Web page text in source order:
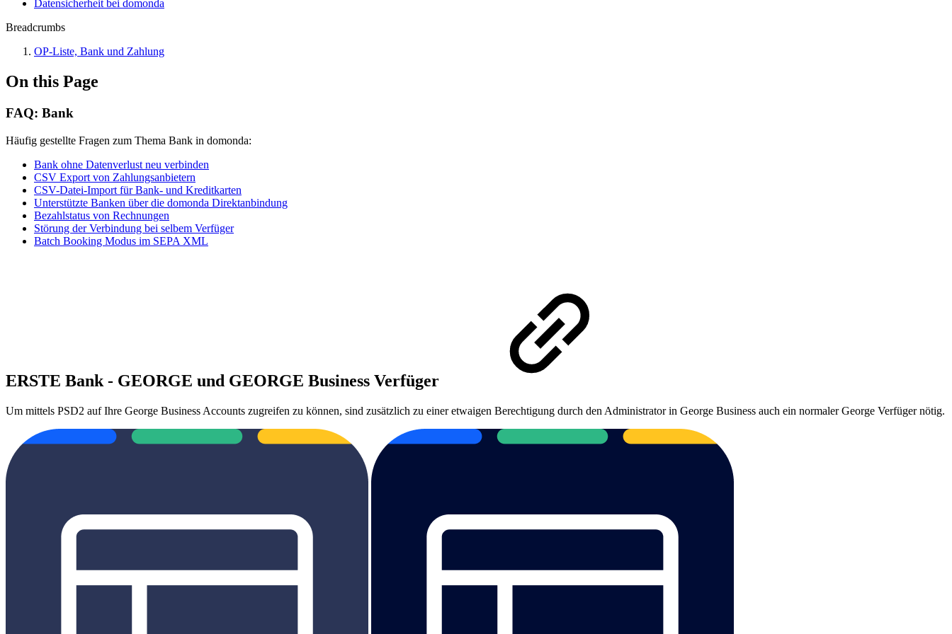
Datensicherheit bei domonda
Breadcrumbs
OP-Liste, Bank und Zahlung
On this Page
FAQ: Bank
Häufig gestellte Fragen zum Thema Bank in domonda:
Bank ohne Datenverlust neu verbinden
CSV Export von Zahlungsanbietern
CSV-Datei-Import für Bank- und Kreditkarten
Unterstützte Banken über die domonda Direktanbindung
Bezahlstatus von Rechnungen
Störung der Verbindung bei selbem Verfüger
Batch Booking Modus im SEPA XML
ERSTE Bank - GEORGE und GEORGE Business Verfüger
Um mittels PSD2 auf Ihre George Business Accounts zugreifen zu können, sind zusätzlich zu einer etwaigen Berechtigung durch den Administrator in George Business auch ein normaler George Verfüger nötig.